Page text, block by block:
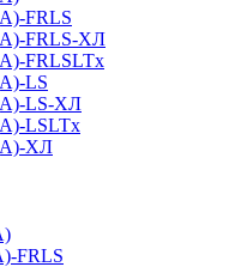
FRLS
FRLS-ХЛ
FRLSLTx
LS
LS-ХЛ
LSLTx
ХЛ
FRLS